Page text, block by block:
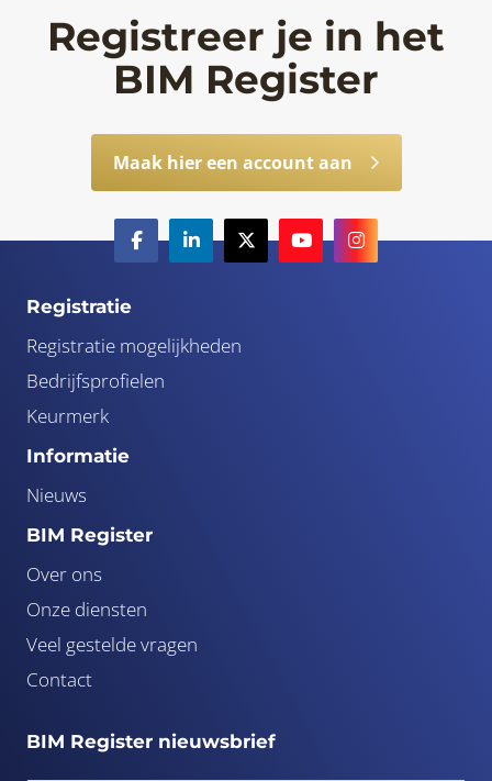
Registreer je in het
BIM Register
Maak hier een account aan
Registratie
Registratie mogelijkheden
Bedrijfsprofielen
Keurmerk
Informatie
Nieuws
BIM Register
Over ons
Onze diensten
Veel gestelde vragen
Contact
BIM Register nieuwsbrief